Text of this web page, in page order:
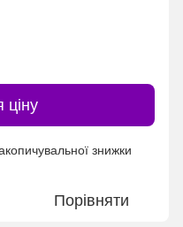
ціну
знижки
Порівняти